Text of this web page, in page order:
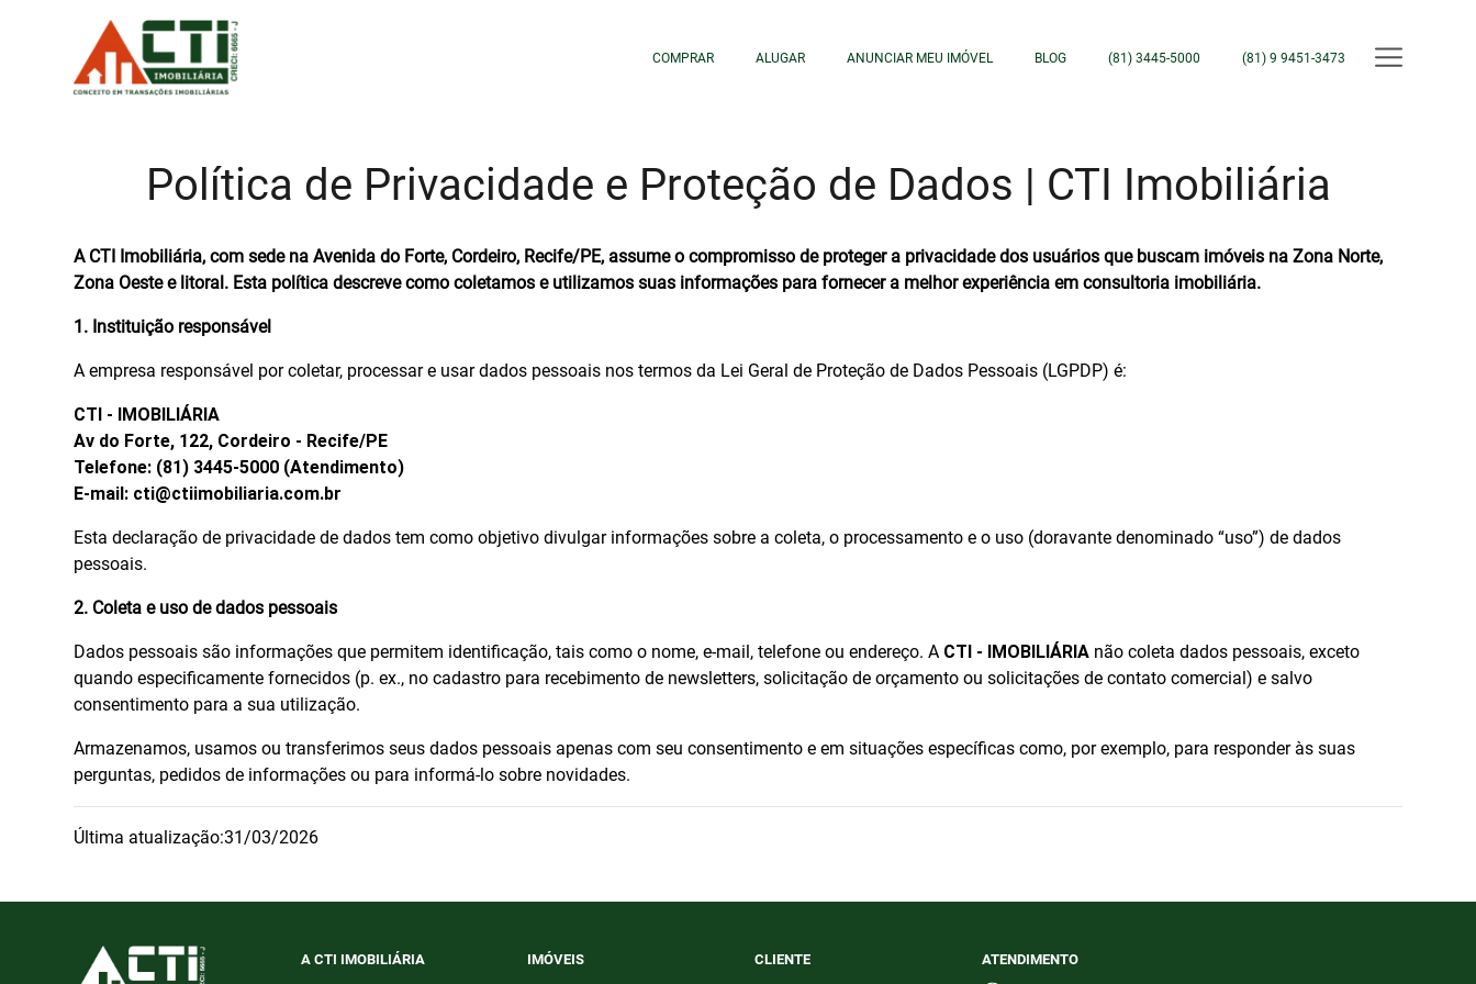
COMPRAR ALUGAR ANUNCIAR MEU IMÓVEL BLOG (81) 3445-5000 (81) 9 9451-3473
Política de Privacidade e Proteção de Dados | CTI Imobiliária
A CTI Imobiliária, com sede naAvenida do Forte, Cordeiro, Recife/PE, assume o compromisso de proteger a privacidade dos usuários que buscam imóveis naZona Norte,
Zona Oestee litoral. Esta política descreve como coletamos e utilizamos suas informações para fornecer a melhor experiência em consultoria imobiliária.
1. Instituição responsável
A empresa responsável por coletar, processar e usar dados pessoais nos termos da Lei Geral de Proteção de Dados Pessoais (LGPDP) é:
CTI - IMOBILIÁRIA
Av do Forte, 122, Cordeiro - Recife/PE
Telefone: (81) 3445-5000 (Atendimento)
E-mail: cti@ctiimobiliaria.com.br
Esta declaração de privacidade de dados tem como objetivo divulgar informações sobre a coleta, o processamento e o uso (doravante denominado “uso”) de dados
pessoais.
2. Coleta e uso de dados pessoais
Dados pessoais são informações que permitem identificação, tais como o nome, e-mail, telefone ou endereço. A CTI - IMOBILIÁRIA não coleta dados pessoais, exceto
quando especificamente fornecidos (p. ex., no cadastro para recebimento de newsletters, solicitação de orçamento ou solicitações de contato comercial) e salvo
consentimento para a sua utilização.
Armazenamos, usamos ou transferimos seus dados pessoais apenas com seu consentimento e em situações específicas como, por exemplo, para responder às suas
perguntas, pedidos de informações ou para informá-lo sobre novidades.
Última atualização:31/03/2026
A CTI IMOBILIÁRIA IMÓVEIS CLIENTE ATENDIMENTO